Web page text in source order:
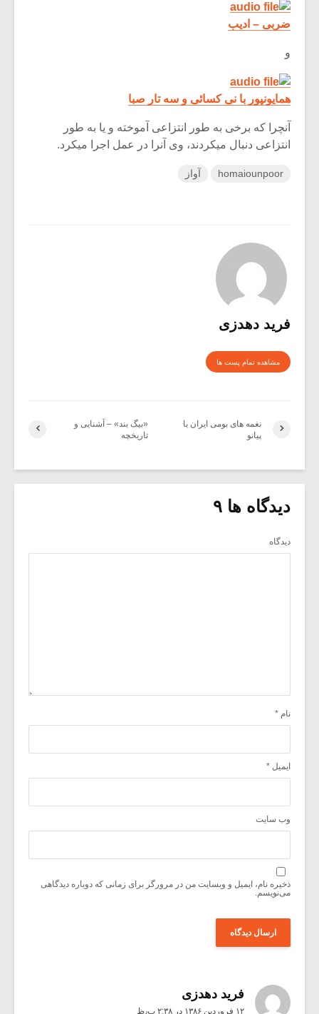
ضربی – ادیب
و
همایون­پور با نی کسائی و سه تار صبا
آن­چرا که برخی به طور انتزاعی آموخته و یا به طور
انتزاعی دنبال می­کردند، وی آن­را در عمل اجرا می­کرد.
homaiounpoor آواز
فرید دهدزی
مشاهده تمام پست ها
«بیگ بند» – آشنایی و
تاریخچه
نغمه های بومی ایران با
پیانو
دیدگاه ها ۹
دیدگاه
نام *
ایمیل *
وب‌ سایت
ذخیره نام، ایمیل و وبسایت من در مرورگر برای زمانی که دوباره دیدگاهی
می‌نویسم.
فرید دهدزی
۱۲ فروردین ۱۳۸۶ در ۲:۳۸ ب٫ظ